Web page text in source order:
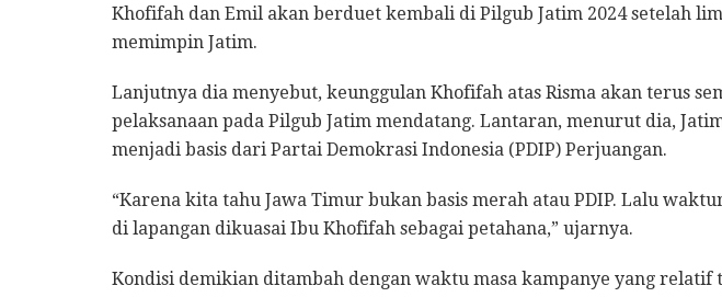
Khofifah dan Emil akan berduet kembali di Pilgub Jatim 2024 setelah
memimpin Jatim.
Lanjutnya dia menyebut, keunggulan Khofifah atas Risma akan terus
pelaksanaan pada Pilgub Jatim mendatang. Lantaran, menurut dia,
menjadi basis dari Partai Demokrasi Indonesia (PDIP) Perjuangan.
“Karena kita tahu Jawa Timur bukan basis merah atau PDIP. Lalu
di lapangan dikuasai Ibu Khofifah sebagai petahana,” ujarnya.
Kondisi demikian ditambah dengan waktu masa kampanye yang relatif